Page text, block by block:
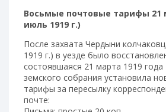
Восьмые почтовые тарифы 21
июль 1919 г.)
После захвата Чердыни
1919 г.) в уезде было
состоявшаяся 21 марта 1919 года
земского собрания установила
тарифы за пересылку
почте: